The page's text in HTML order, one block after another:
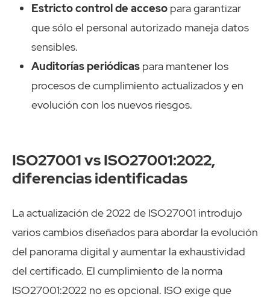
Estricto control de acceso para garantizar
que sólo el personal autorizado maneja datos
sensibles.
Auditorías periódicas para mantener los
procesos de cumplimiento actualizados y en
evolución con los nuevos riesgos.
ISO27001 vs ISO27001:2022,
diferencias identificadas
La actualización de 2022 de ISO27001 introdujo
varios cambios diseñados para abordar la evolución
del panorama digital y aumentar la exhaustividad
del certificado. El cumplimiento de la norma
ISO27001:2022 no es opcional. ISO exige que